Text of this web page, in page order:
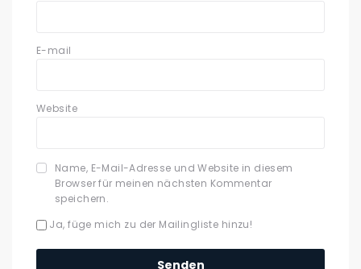
E-mail
Website
Name, E-Mail-Adresse und Website in diesem
Browser für meinen nächsten Kommentar
speichern.
Ja, füge mich zu der Mailingliste hinzu!